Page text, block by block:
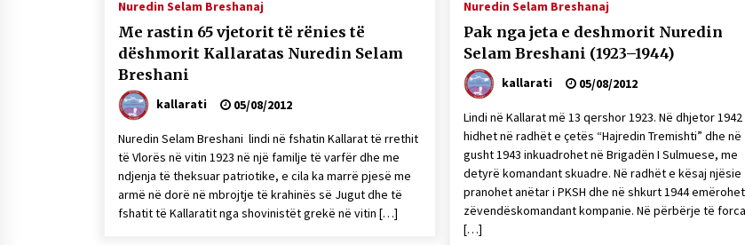
KOMBËTARE PËR RINDËRTIMIN E
VENDIT – NGA ÇIZE XHAFERAJ
22/09/2025
MIA PËR KALLARATIN SI MËSUES I
MATEMATIKËS, POR EDHE SI NJË
BANOR I PËRKOHSHËM I TIJ”
12/09/2025
Nuredin Selam Breshanaj
Me rastin 65 vjetorit të rënies të
dëshmorit Kallaratas Nuredin Selam
Breshani
kallarati 05/08/2012
Nuredin Selam Breshani lindi në fshatin Kallarat të rrethit
të Vlorës në vitin 1923 në një familje të varfër dhe me
ndjenja të theksuar patriotike, e cila ka marrë pjesë me
armë në dorë në mbrojtje të krahinës së Jugut dhe të
fshatit të Kallaratit nga shovinistët grekë në vitin […]
Nuredin Selam Breshanaj
Pak nga jeta e deshmorit Nuredin
Selam Breshani (1923–1944)
kallarati 05/08/2012
Lindi në Kallarat më 13 qershor 1923. Në dhjetor 1942
hidhet në radhët e çetës “Hajredin Tremishti” dhe në
gusht 1943 inkuadrohet në Brigadën I Sulmuese, me
detyrë komandant skuadre. Në radhët e kësaj njësie
pranohet anëtar i PKSH dhe në shkurt 1944 emërohet
zëvendëskomandant kompanie. Në përbërje të
[…]